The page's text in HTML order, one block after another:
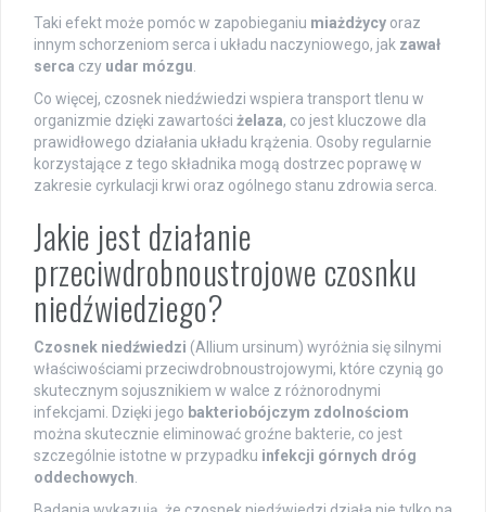
Taki efekt może pomóc w zapobieganiu miażdżycy oraz
innym schorzeniom serca i układu naczyniowego, jak zawał
serca czy udar mózgu
Co więcej, czosnek niedźwiedzi wspiera transport tlenu w
organizmie dzięki zawartości żelaza, co jest kluczowe dla
prawidłowego działania układu krążenia. Osoby regularnie
korzystające z tego składnika mogą dostrzec poprawę w
zakresie cyrkulacji krwi oraz ogólnego stanu zdrowia serca.
Jakie jest działanie
przeciwdrobnoustrojowe czosnku
niedźwiedziego?
Czosnek niedźwiedzi (Allium ursinum) wyróżnia się silnymi
właściwościami przeciwdrobnoustrojowymi, które czynią go
skutecznym sojusznikiem w walce z różnorodnymi
infekcjami. Dzięki jego bakteriobójczym zdolnościom
można skutecznie eliminować groźne bakterie, co jest
szczególnie istotne w przypadku infekcji górnych dróg
oddechowych